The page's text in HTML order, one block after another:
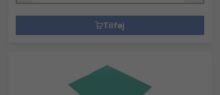
Tilføj